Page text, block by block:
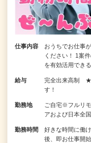
仕事内容
おうちでお仕事
ください！ 1案
を有効活用でき
給与
完全出来高制 ★
す！
勤務地
ご自宅※フルリ
アおよび日本全
勤務時間
好きな時間に働
後、即お仕事開